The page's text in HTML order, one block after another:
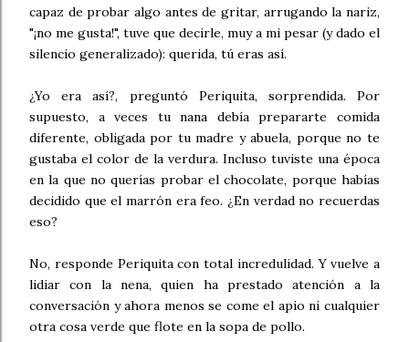
capaz de probar algo antes de gritar, arrugando la nariz,
"¡no me gusta!", tuve que decirle, muy a mi pesar (y dado el
silencio generalizado): querida, tú eras así.
¿Yo era así?, preguntó Periquita, sorprendida. Por
supuesto, a veces tu nana debía prepararte comida
diferente, obligada por tu madre y abuela, porque no te
gustaba el color de la verdura. Incluso tuviste una época
en la que no querías probar el chocolate, porque habías
decidido que el marrón era feo. ¿En verdad no recuerdas
eso?
No, responde Periquita con total incredulidad. Y vuelve a
lidiar con la nena, quien ha prestado atención a la
conversación y ahora menos se come el apio ni cualquier
otra cosa verde que flote en la sopa de pollo.